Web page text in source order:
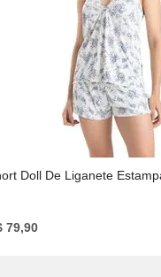
Doll De Liganete
79,90